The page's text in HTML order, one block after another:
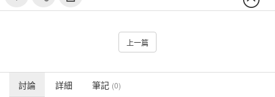
上一篇
討論 詳細 筆記 (0)